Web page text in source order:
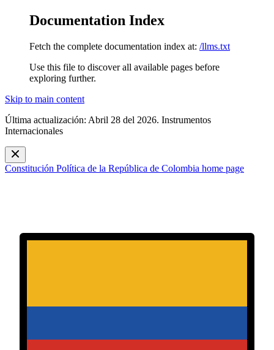
Documentation Index
Fetch the complete documentation index at: /llms.txt
Use this file to discover all available pages before
exploring further.
Skip to main content
Última actualización: Abril 28 del 2026. Instrumentos
Internacionales
Constitución Política de la República de Colombia home page